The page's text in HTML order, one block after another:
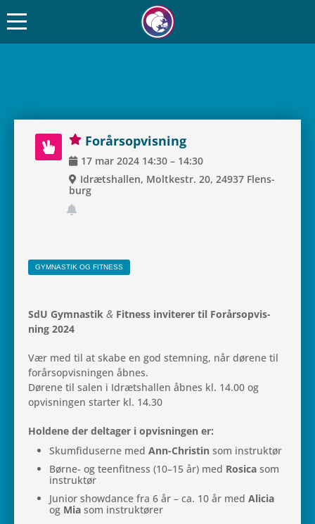
For­års­op­vis­ning
17 mar 2024 14:30 – 14:30
Idræts­hal­len, Molt­ke­str. 20, 24937 Flens­
burg
GYM­NA­STIK OG FITNESS
SdU Gym­na­stik & Fit­ness invi­te­rer til For­års­op­vis­
ning 2024
Vær med til at skabe en god stem­ning, når dørene til
for­års­op­vis­nin­gen åbnes.
Dørene til salen i Idræts­hal­len åbnes kl. 14.00 og
opvis­nin­gen star­ter kl. 14.30
Hol­dene der del­ta­ger i opvis­nin­gen er:
Skum­fi­du­serne med Ann-Chri­stin som instruktør
Børne- og teen­fit­ness (10–15 år) med Rosica som
instruktør
Junior show­dance fra 6 år – ca. 10 år med Alicia
og Mia som instruktører